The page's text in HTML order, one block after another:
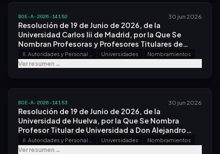
BOE-A-2026-14152 30 jun 2026
Resolución de 19 de Junio de 2026, de la
Universidad Carlos Iii de Madrid, por la Que Se
Nombran Profesoras y Profesores Titulares de
Universidad.
Universidades Nombramientos
Ver resumen→
BOE-A-2026-14153 30 jun 2026
Resolución de 19 de Junio de 2026, de la
Universidad de Huelva, por la Que Se Nombra
Profesor Titular de Universidad a Don Alejandro
Pérez Vallés.
Universidades Nombramientos
Ver resumen→